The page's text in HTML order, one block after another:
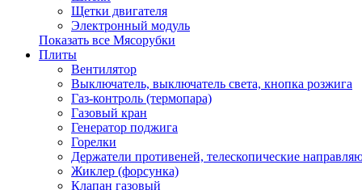
Щетки двигателя
Электронный модуль
Показать все Мясорубки
Плиты
Вентилятор
Выключатель, выключатель света, кнопка розжига
Газ-контроль (термопара)
Газовый кран
Генератор поджига
Горелки
Держатели противеней, телескопические
Жиклер (форсунка)
Клапан газовый